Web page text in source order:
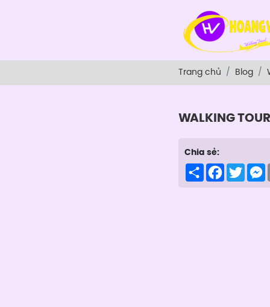
Trang chủ Blog
WALKING TOUR
Chia sẻ:
ShareFacebook